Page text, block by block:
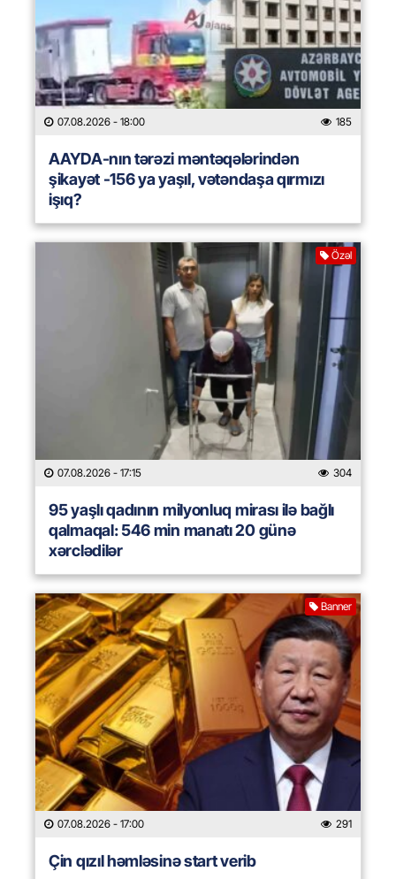
07.08.2026 - 18:00 185
AAYDA-nın tərəzi məntəqələrindən
şikayət -156 ya yaşıl, vətəndaşa qırmızı
işıq?
Özəl
07.08.2026 - 17:15 304
95 yaşlı qadının milyonluq mirası ilə bağlı
qalmaqal: 546 min manatı 20 günə
xərclədilər
Banner
07.08.2026 - 17:00 291
Çin qızıl həmləsinə start verib